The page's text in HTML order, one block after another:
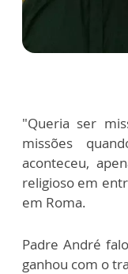
"Queria ser
missões
aconteceu,
religioso em
em Roma.
Padre André
ganhou com o